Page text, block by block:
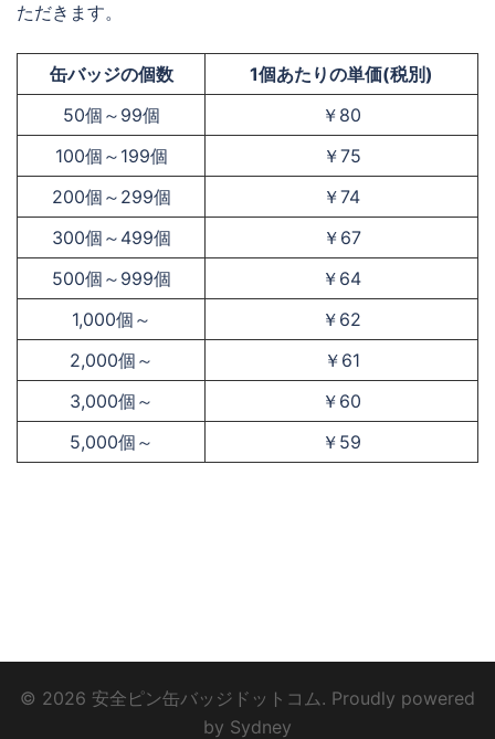
ただきます。
缶バッジの個数
1個あたりの単価(税別)
50個～99個
￥80
100個～199個
￥75
200個～299個
￥74
300個～499個
￥67
500個～999個
￥64
1,000個～
￥62
2,000個～
￥61
3,000個～
￥60
5,000個～
￥59
© 2026 安全ピン缶バッジドットコム. Proudly powered
by Sydney